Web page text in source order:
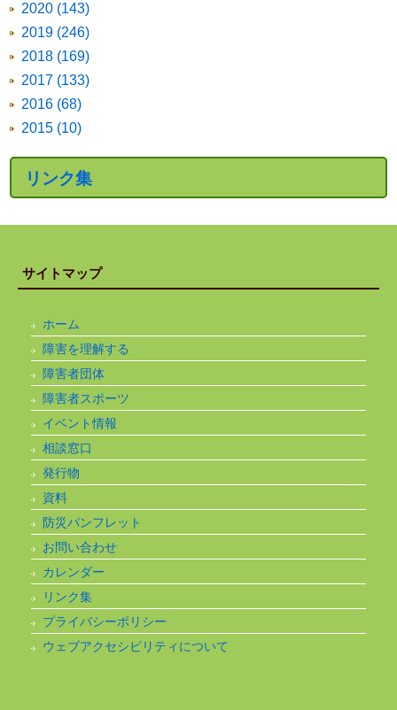
2020 (143)
2019 (246)
2018 (169)
2017 (133)
2016 (68)
2015 (10)
リンク集
サイトマップ
ホーム
障害を理解する
障害者団体
障害者スポーツ
イベント情報
相談窓口
発行物
資料
防災パンフレット
お問い合わせ
カレンダー
リンク集
プライバシーポリシー
ウェブアクセシビリティについて